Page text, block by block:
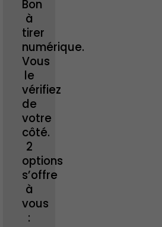
Bon
à
tirer
numérique.
Vous
le
vérifiez
de
votre
côté.
2
options
s’offre
à
vous
: